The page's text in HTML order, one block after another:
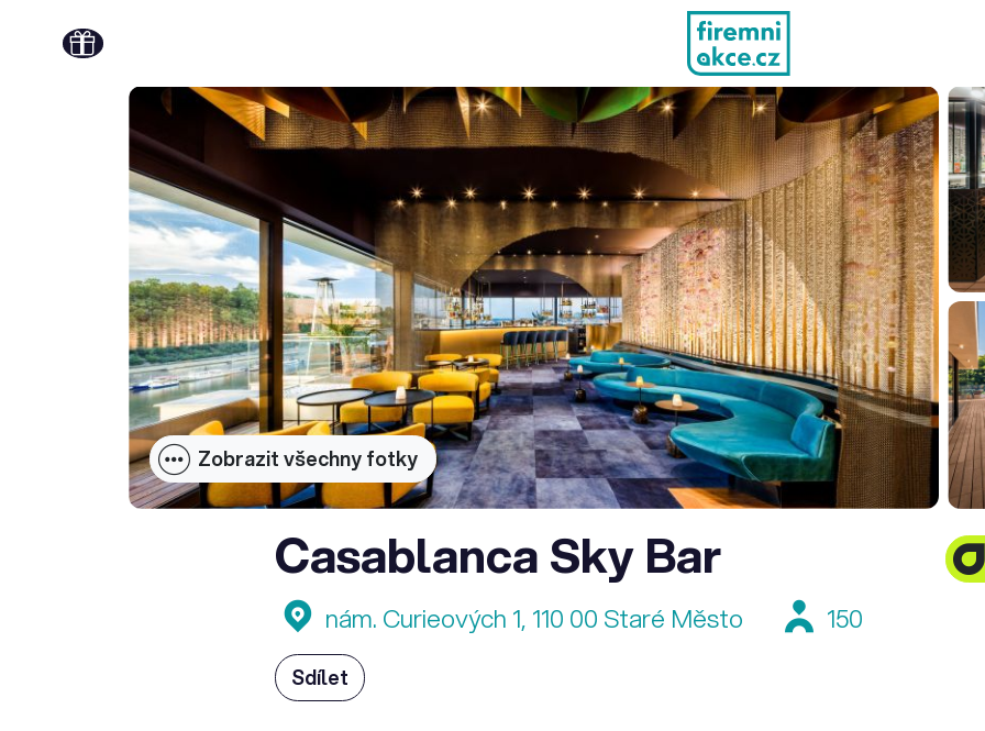
Zobrazit všechny fotky
Casablanca Sky Bar
nám. Curieových 1, 110 00 Staré Město 150
Sdílet